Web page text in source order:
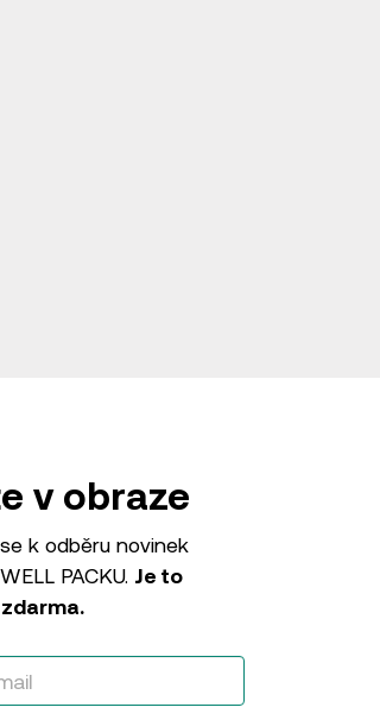
v obraze
k odběru novinek
PACKU. Je to